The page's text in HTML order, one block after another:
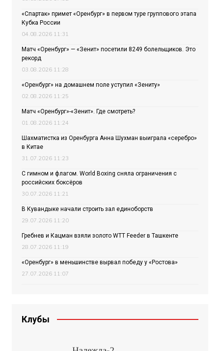
«Спартак» примет «Оренбург» в первом туре группового этапа
Кубка России
04.08.2026 11:31
Матч «Оренбург» — «Зенит» посетили 8249 болельщиков. Это
рекорд
03.08.2026 11:28
«Оренбург» на домашнем поле уступил «Зениту»
02.08.2026 11:25
Матч «Оренбург»-«Зенит». Где смотреть?
01.08.2026 11:24
Шахматистка из Оренбурга Анна Шухман выиграла «серебро»
в Китае
31.07.2026 11:23
С гимном и флагом. World Boxing сняла ограничения с
российских боксёров
30.07.2026 11:21
В Кувандыке начали строить зал единоборств
29.07.2026 11:20
Гребнев и Кацман взяли золото WTT Feeder в Ташкенте
28.07.2026 11:19
«Оренбург» в меньшинстве вырвал победу у «Ростова»
27.07.2026 11:07
Клубы